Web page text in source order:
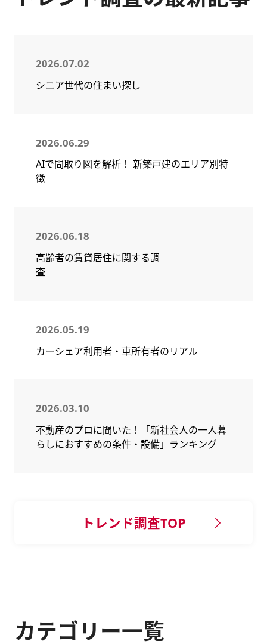
2026.07.02
シニア世代の住まい探し
2026.06.29
AIで間取り図を解析！ 新築戸建のエリア別特
徴
2026.06.18
高齢者の賃貸居住に関する調
査
2026.05.19
カーシェア利用者・車所有者のリアル
2026.03.10
不動産のプロに聞いた！「新社会人の一人暮
らしにおすすめの条件・設備」ランキング
トレンド調査TOP
カテゴリー一覧